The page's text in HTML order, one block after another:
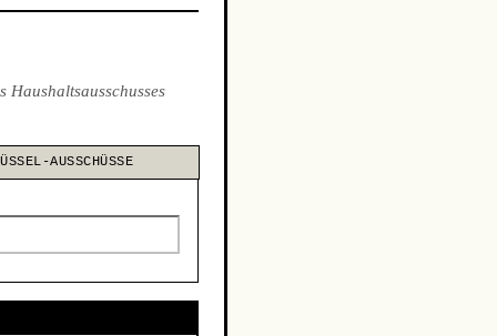
Haushaltsausschusses
AUSSCHÜSSE